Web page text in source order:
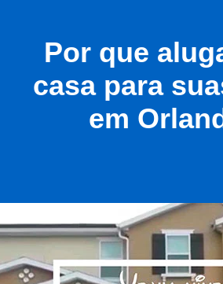
Por que
casa para
em